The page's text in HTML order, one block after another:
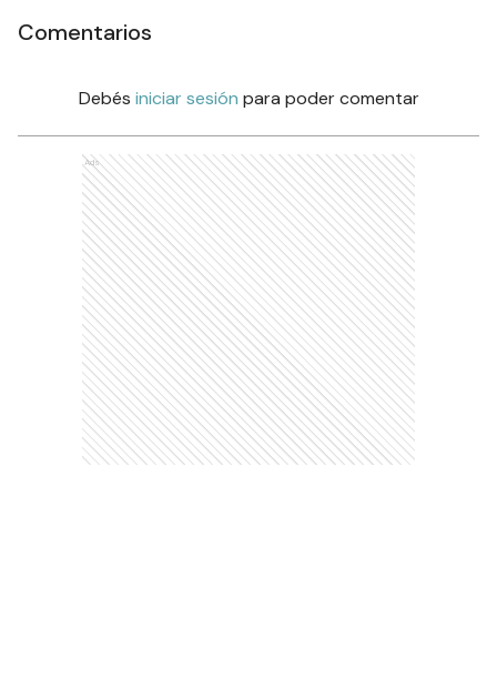
Comentarios
Debés iniciar sesión para poder comentar
Ads